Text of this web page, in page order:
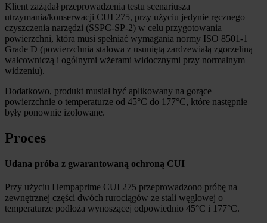
Klient zażądał przeprowadzenia testu scenariusza
utrzymania/konserwacji CUI 275, przy użyciu jedynie ręcznego
czyszczenia narzędzi (SSPC-SP-2) w celu przygotowania
powierzchni, która musi spełniać wymagania normy ISO 8501-1
Grade D (powierzchnia stalowa z usuniętą zardzewiałą zgorzeliną
walcowniczą i ogólnymi wżerami widocznymi przy normalnym
widzeniu).
Dodatkowo, produkt musiał być aplikowany na gorące
powierzchnie o temperaturze od 45°C do 177°C, które następnie
były ponownie izolowane.
Proces
Udana próba z gwarantowaną ochroną CUI
Przy użyciu Hempaprime CUI 275 przeprowadzono próbę na
zewnętrznej części dwóch rurociągów ze stali węglowej o
temperaturze podłoża wynoszącej odpowiednio 45°C i 177°C.